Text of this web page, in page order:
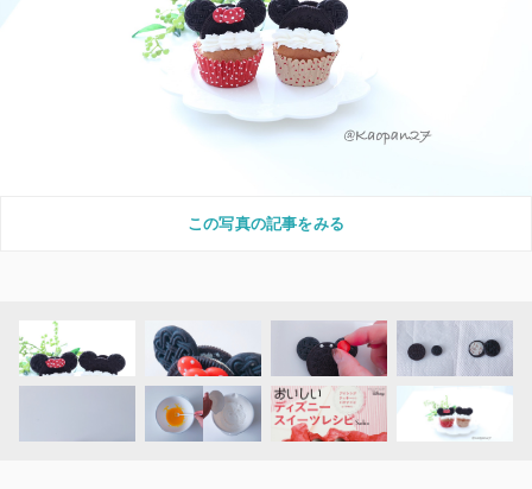
この写真の記事をみる